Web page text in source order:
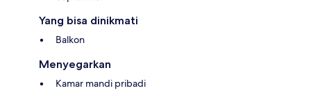
Yang bisa dinikmati
Balkon
Menyegarkan
Kamar mandi pribadi